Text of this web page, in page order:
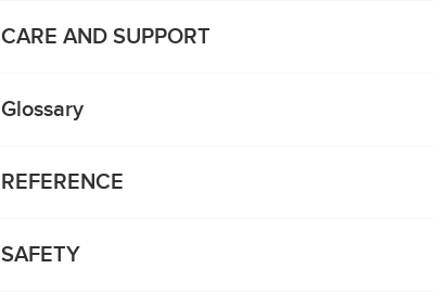
CARE AND SUPPORT
Glossary
REFERENCE
SAFETY